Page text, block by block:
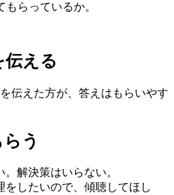
らっているか。
伝える
伝えた方が、答えはもらいやす
う
解決策はいらない。
をしたいので、傾聴してほし